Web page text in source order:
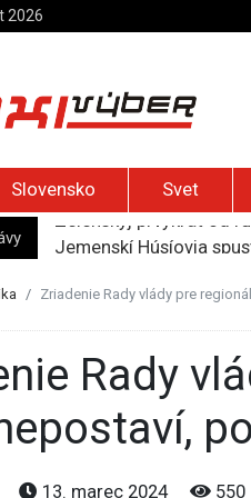
2026
Slovensko Svet
Jemenskí Húsíovia
Irán pohrozil susedom,
Zriadenie Rady vlády pre
13. marec 2024 550